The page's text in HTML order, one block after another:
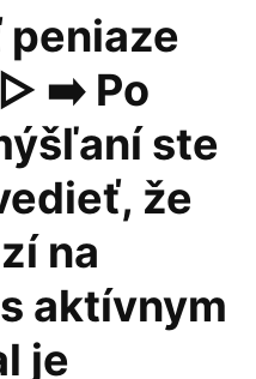
▷ ➡️ Po
ste
že
na
aktívnym
je